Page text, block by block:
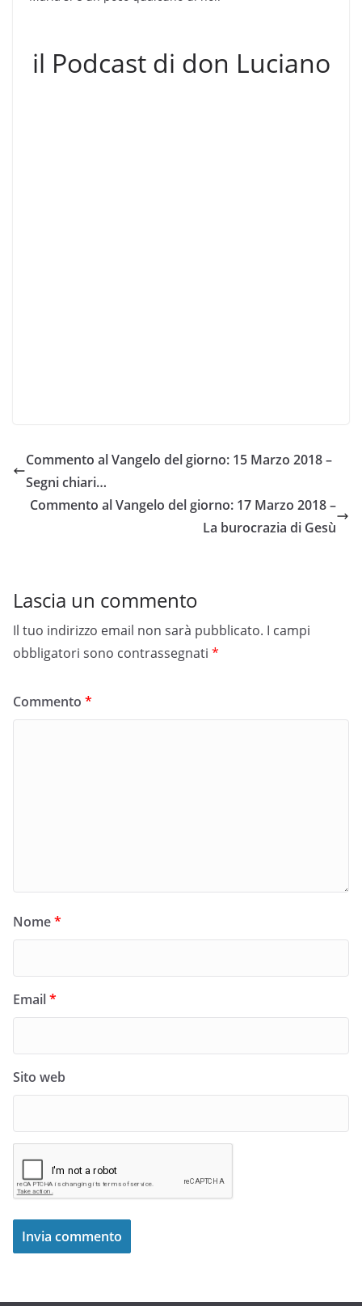
il Podcast di don Luciano
Commento al Vangelo del giorno: 15 Marzo 2018 –
Segni chiari…
Commento al Vangelo del giorno: 17 Marzo 2018 –
La burocrazia di Gesù
Lascia un commento
Il tuo indirizzo email non sarà pubblicato. I campi
obbligatori sono contrassegnati *
Commento *
Nome*
Email*
Sito web